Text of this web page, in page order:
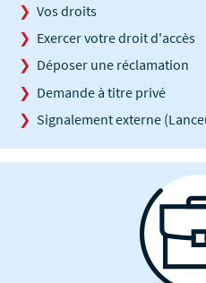
Vos droits
Exercer votre droit d'accès
Déposer une réclamation
Demande à titre privé
Signalement externe